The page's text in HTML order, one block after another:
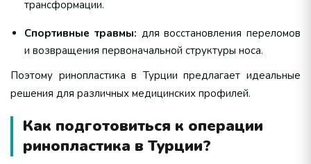
трансформации.
Спортивные травмы: для восстановления переломов
и возвращения первоначальной структуры носа.
Поэтому ринопластика в Турции предлагает идеальные
решения для различных медицинских профилей.
Как подготовиться к операции
ринопластика в Турции?